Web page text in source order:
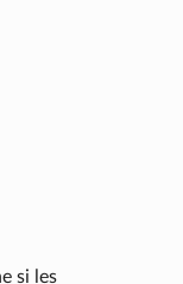
si les